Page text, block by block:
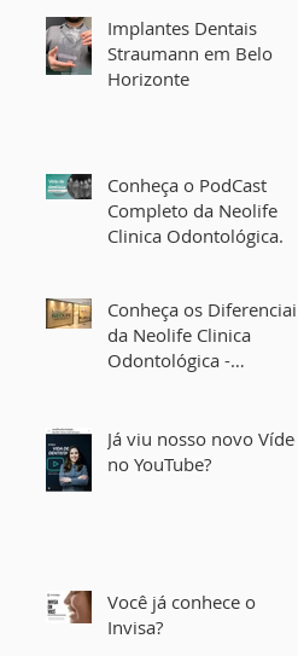
Implantes Dentais
Straumann em Belo
Horizonte
Conheça o PodCast
Completo da Neolife
Clinica Odontológica.
Conheça os Diferenciais
da Neolife Clinica
Odontológica -
Já viu nosso novo Vídeo
no YouTube?
Você já conhece o
Invisa?